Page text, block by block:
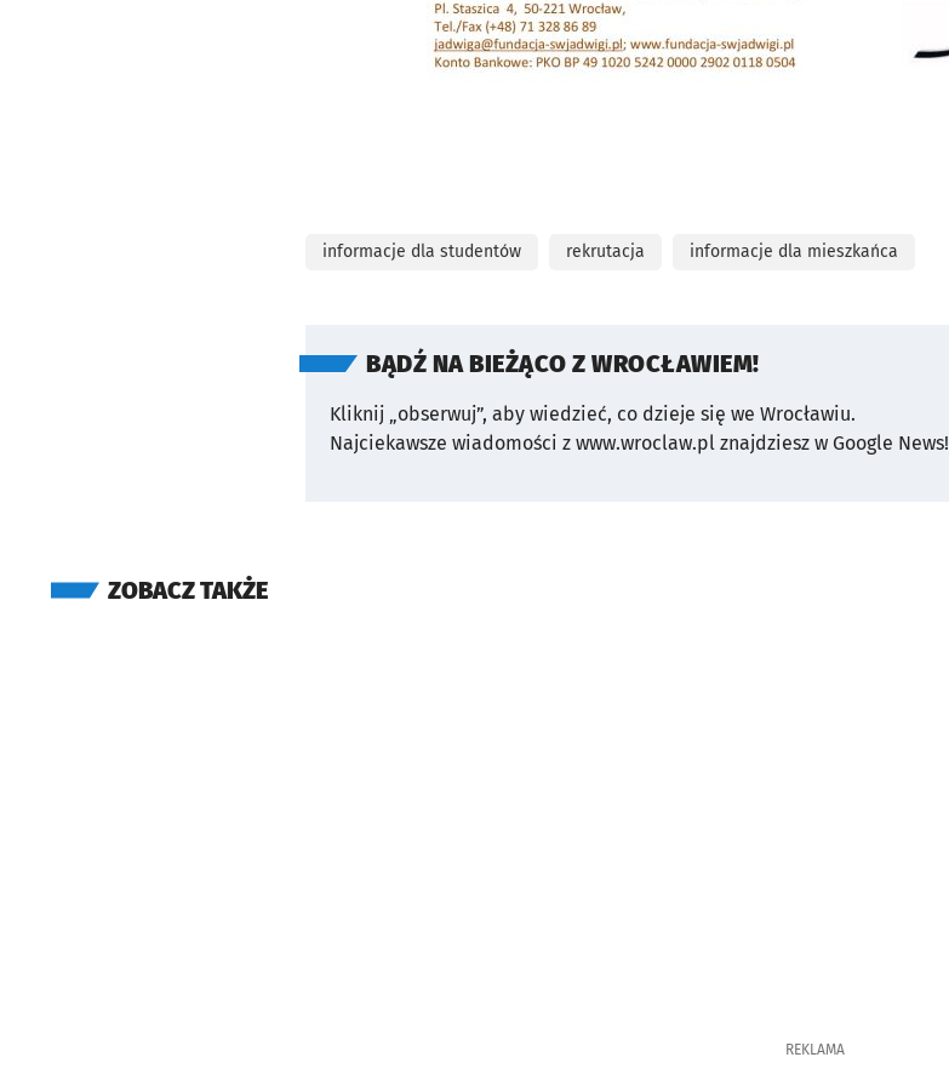
informacje dla studentów rekrutacja informacje dla mieszkańca
BĄDŹ NA BIEŻĄCO Z WROCŁAWIEM!
Kliknij „obserwuj”, aby wiedzieć, co dzieje się we Wrocławiu.
Najciekawsze wiadomości z www.wroclaw.pl znajdziesz w Google News!
ZOBACZ TAKŻE
REKLAMA